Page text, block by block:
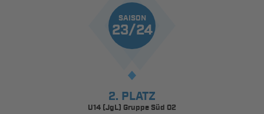
SAISON
23/24
2. PLATZ
U14 (JgL) Gruppe Süd 02